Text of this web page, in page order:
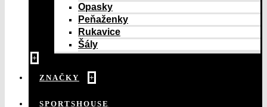
Opasky
Peňaženky
Rukavice
Šály
+
ZNAČKY +
SPORTSHOUSE